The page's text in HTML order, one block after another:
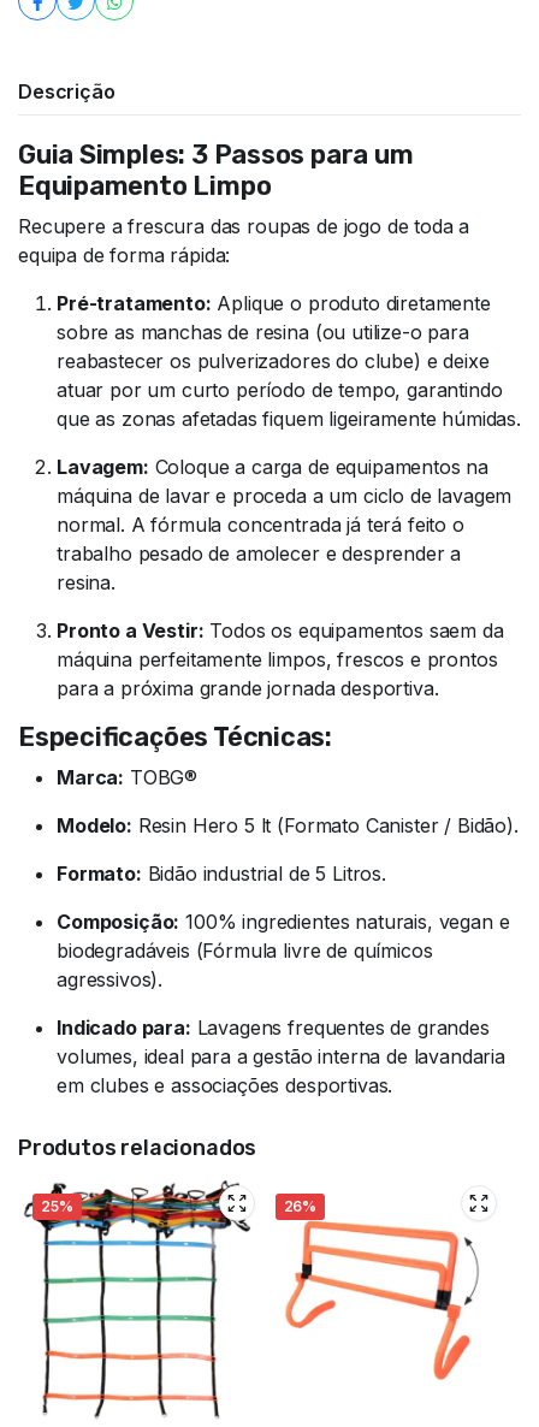
Descrição
Guia Simples: 3 Passos para um
Equipamento Limpo
Recupere a frescura das roupas de jogo de toda a
equipa de forma rápida:
Pré-tratamento: Aplique o produto diretamente
sobre as manchas de resina (ou utilize-o para
reabastecer os pulverizadores do clube) e deixe
atuar por um curto período de tempo, garantindo
que as zonas afetadas fiquem ligeiramente húmidas.
Lavagem: Coloque a carga de equipamentos na
máquina de lavar e proceda a um ciclo de lavagem
normal. A fórmula concentrada já terá feito o
trabalho pesado de amolecer e desprender a
resina.
Pronto a Vestir: Todos os equipamentos saem da
máquina perfeitamente limpos, frescos e prontos
para a próxima grande jornada desportiva.
Especificações Técnicas:
Marca: TOBG®
Modelo: Resin Hero 5 lt (Formato Canister / Bidão).
Formato: Bidão industrial de 5 Litros.
Composição: 100% ingredientes naturais, vegan e
biodegradáveis (Fórmula livre de químicos
agressivos).
Indicado para: Lavagens frequentes de grandes
volumes, ideal para a gestão interna de lavandaria
em clubes e associações desportivas.
Produtos relacionados
25% 26%